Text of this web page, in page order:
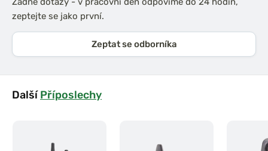
zeptejte se jako první.
Zeptat se odborníka
DalšíPříposlechy